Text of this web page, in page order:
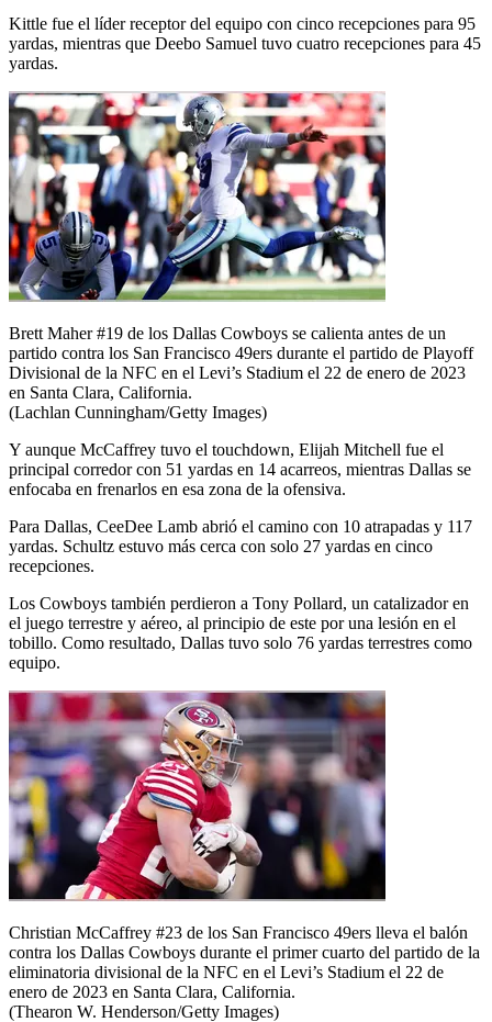
Kittle fue el líder receptor del equipo con cinco recepciones para 95
yardas, mientras que Deebo Samuel tuvo cuatro recepciones para 45
yardas.
Brett Maher #19 de los Dallas Cowboys se calienta antes de un
partido contra los San Francisco 49ers durante el partido de Playoff
Divisional de la NFC en el Levi’s Stadium el 22 de enero de 2023
en Santa Clara, California.
(Lachlan Cunningham/Getty Images)
Y aunque McCaffrey tuvo el touchdown, Elijah Mitchell fue el
principal corredor con 51 yardas en 14 acarreos, mientras Dallas se
enfocaba en frenarlos en esa zona de la ofensiva.
Para Dallas, CeeDee Lamb abrió el camino con 10 atrapadas y 117
yardas. Schultz estuvo más cerca con solo 27 yardas en cinco
recepciones.
Los Cowboys también perdieron a Tony Pollard, un catalizador en
el juego terrestre y aéreo, al principio de este por una lesión en el
tobillo. Como resultado, Dallas tuvo solo 76 yardas terrestres como
equipo.
Christian McCaffrey #23 de los San Francisco 49ers lleva el balón
contra los Dallas Cowboys durante el primer cuarto del partido de la
eliminatoria divisional de la NFC en el Levi’s Stadium el 22 de
enero de 2023 en Santa Clara, California.
(Thearon W. Henderson/Getty Images)